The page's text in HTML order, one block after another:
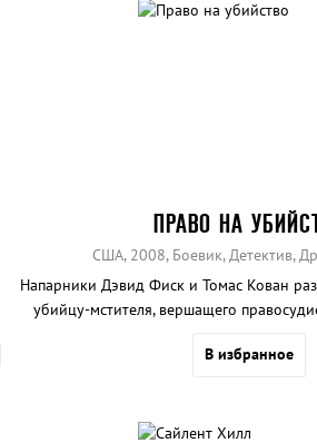
ПРАВО НА
США, 2008, Боевик, Детектив,
Напарники Дэвид Фиск и Томас Кован
убийцу-мстителя, вершащего
В избранное